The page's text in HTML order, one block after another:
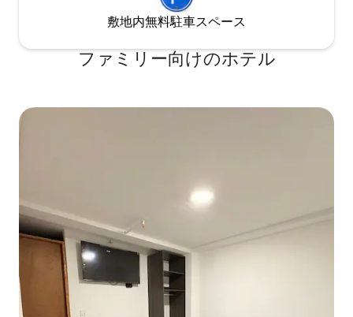
敷地内無料駐⁠車ス⁠ペ⁠ー⁠ス
ファミリー向⁠け⁠のホ⁠テ⁠ル